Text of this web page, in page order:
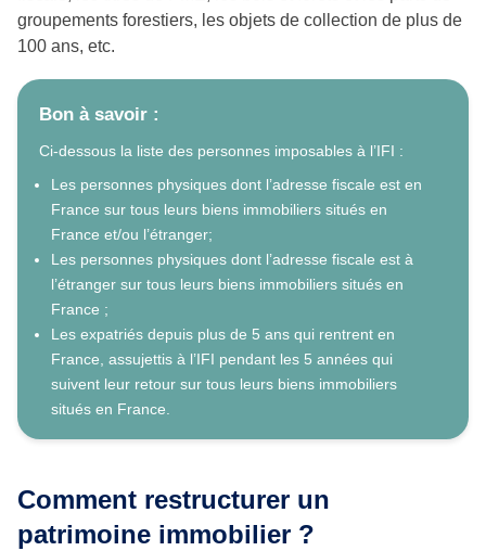
groupements forestiers, les objets de collection de plus de
100 ans, etc.
Bon à savoir :
Ci-dessous la liste des personnes imposables à l’IFI :
Les personnes physiques dont l’adresse fiscale est en
France sur tous leurs biens immobiliers situés en
France et/ou l’étranger;
Les personnes physiques dont l’adresse fiscale est à
l’étranger sur tous leurs biens immobiliers situés en
France ;
Les expatriés depuis plus de 5 ans qui rentrent en
France, assujettis à l’IFI pendant les 5 années qui
suivent leur retour sur tous leurs biens immobiliers
situés en France.
Comment restructurer un
patrimoine immobilier ?